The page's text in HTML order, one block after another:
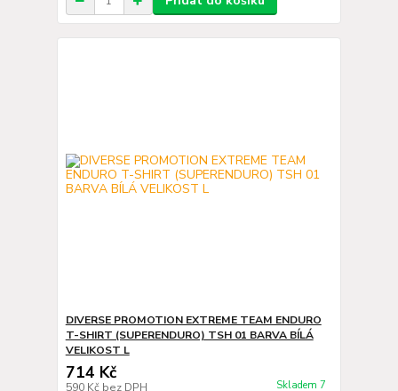
DIVERSE PROMOTION EXTREME TEAM ENDURO
T-SHIRT (SUPERENDURO) TSH 01 BARVA BÍLÁ
VELIKOST L
714 Kč
590 Kč bez DPH Skladem 7